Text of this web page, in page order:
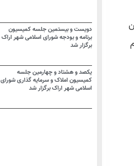
دویست و بیستمین جلسه کمیسیون
برنامه و بودجه شورای اسلامی شهر اراک
برگزار شد
یکصد و هشتاد و چهارمین جلسه
کمیسیون املاک و سرمایه گذاری شورای
اسلامی شهر اراک برگزار شد